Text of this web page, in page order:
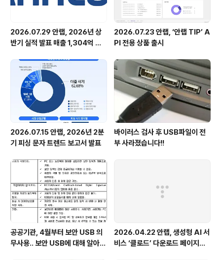
2026.07.29 안랩, 2026년 상
반기 실적 발표 매출 1,304억 원,
2026.07.23 안랩, ‘안랩 TIP’ A
PI 전용 상품 출시
2026.07.15 안랩, 2026년 2분
기 피싱 문자 트렌드 보고서 발표
바이러스 검사 후 USB파일이 전
부 사라졌습니다!!
공공기관, 4월부터 보안 USB 의
무사용.. 보안 USB에 대해 알아봅
2026.04.22 안랩, 생성형 AI 서
비스 ‘클로드’ 다운로드 페이지로